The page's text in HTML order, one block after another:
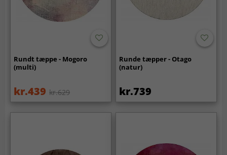
Rundt tæppe - Mogoro
(multi)
kr.439 kr.629
Runde tæpper - Otago
(natur)
kr.739